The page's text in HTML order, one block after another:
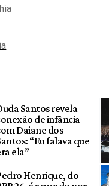
Santos revela
de infância
Daiane dos
“Eu falava que
ela”
Henrique, do